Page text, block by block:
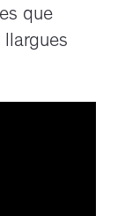
que